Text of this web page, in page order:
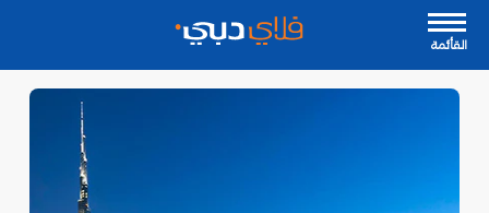
القأئمة